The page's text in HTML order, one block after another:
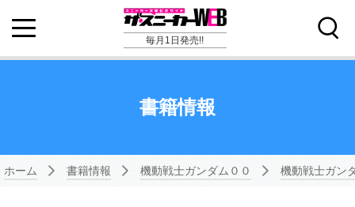
毎月1日発売!!
書籍情報
ホーム 書籍情報 機動戦士ガンダム００ 機動戦士ガ